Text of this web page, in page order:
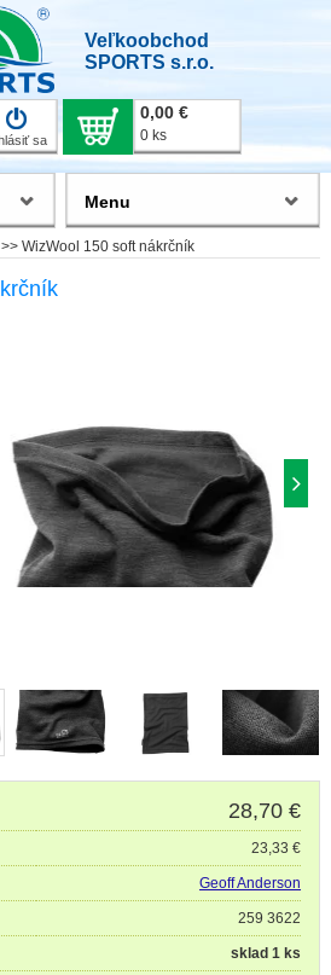
Veľkoobchod
SPORTS s.r.o.
sa
0,00 €
0 ks
>> WizWool 150 soft nákrčník
28,70 €
23,33 €
Geoff Anderson
259 3622
sklad 1 ks
Menu